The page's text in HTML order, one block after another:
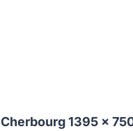
Cherbourg 1395 x